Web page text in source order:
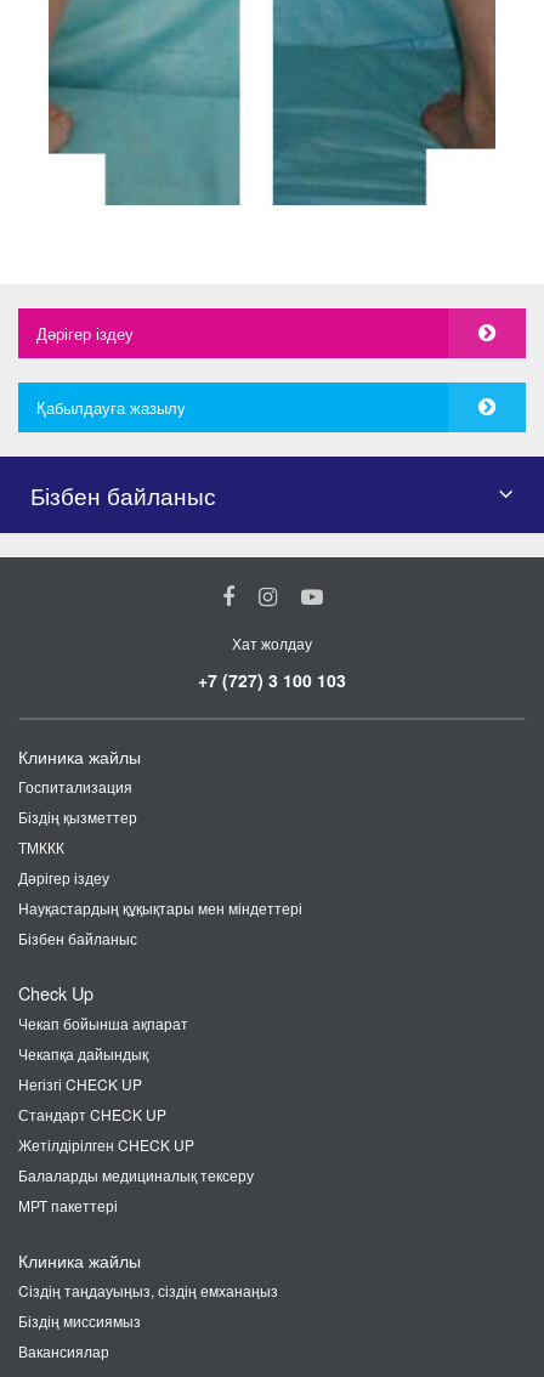
Дәрігер іздеу
Қабылдауға жазылу
Бізбен байланыс
Хат жолдау
+7 (727) 3 100 103
Клиника жайлы
Госпитализация
Біздің қызметтер
ТМККК
Дәрігер іздеу
Науқастардың құқықтары мен міндеттері
Бізбен байланыс
Check Up
Чекап бойынша ақпарат
Чекапқа дайындық
Негізгі CHECK UP
Стандарт CHECK UP
Жетілдірілген CHECK UP
Балаларды медициналық тексеру
МРТ пакеттері
Клиника жайлы
Cіздің таңдауыңыз, сіздің емханаңыз
Біздің миссиямыз
Вакансиялар